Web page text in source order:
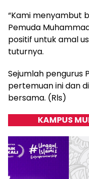
“Kami menyambut
Pemuda
positif untuk amal
tuturnya.
Sejumlah pengurus
pertemuan ini dan
bersama. (Rls)
KAMPUS